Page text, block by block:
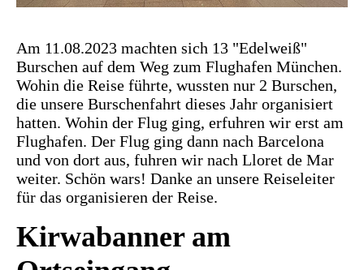
Am 11.08.2023 machten sich 13 "Edelweiß"
Burschen auf dem Weg zum Flughafen München.
Wohin die Reise führte, wussten nur 2 Burschen,
die unsere Burschenfahrt dieses Jahr organisiert
hatten. Wohin der Flug ging, erfuhren wir erst am
Flughafen. Der Flug ging dann nach Barcelona
und von dort aus, fuhren wir nach Lloret de Mar
weiter. Schön wars! Danke an unsere Reiseleiter
für das organisieren der Reise.
Kirwabanner am